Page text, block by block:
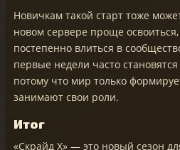
Новичкам такой старт тоже
новом сервере проще
постепенно влиться в
первые недели часто
потому что мир только
занимают свои роли.
Итог
«Скрайд X» — это новый сезон